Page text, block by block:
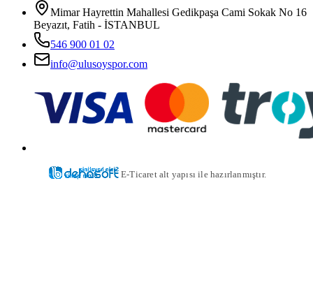
Mimar Hayrettin Mahallesi Gedikpaşa Cami Sokak No 16
Beyazıt, Fatih - İSTANBUL
546 900 01 02
info@ulusoyspor.com
E-Ticaret alt yapısı ile hazırlanmıştır.